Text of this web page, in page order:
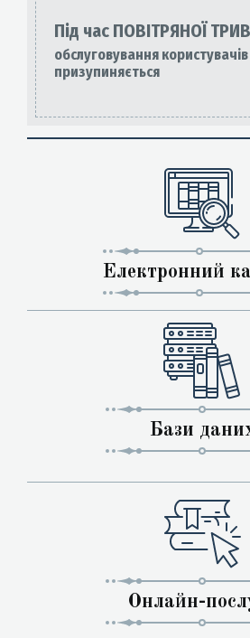
Під час ПОВІТРЯНОЇ
обслуговування користувачів
призупиняється
Електронний
Бази
Онлайн-